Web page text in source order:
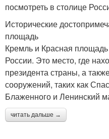
посмотреть в столице
Исторические
площадь
Кремль и Красная
России. Это место, где
президента страны, а
сооружений, таких как
Блаженного и Ленинский
читать дальше →